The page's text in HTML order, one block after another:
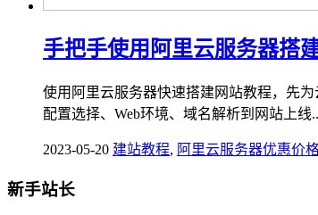
手把手使用阿里云服务器搭
使用阿里云服务器快速搭建网站教程，先
配置选择、Web环境、域名解析到网站上线
2023-05-20 建站教程, 阿里云服务器优惠价
新手站长